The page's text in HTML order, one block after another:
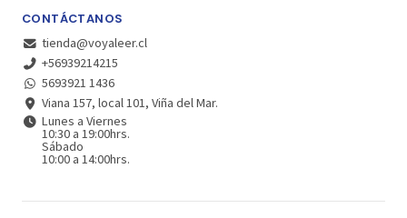
CONTÁCTANOS
tienda@voyaleer.cl
+56939214215
5693921 1436
Viana 157, local 101, Viña del Mar.
Lunes a Viernes
10:30 a 19:00hrs.
Sábado
10:00 a 14:00hrs.